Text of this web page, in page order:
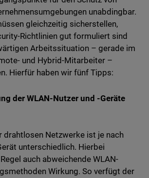
unabdingbar.
gleichzeitig sicherstellen,
Richtlinien gut formuliert sind
Arbeitssituation – gerade im
und Hybrid-Mitarbeiter –
Hierfür haben wir fünf Tipps:
der WLAN-Nutzer und -Geräte
drahtlosen Netzwerke ist je nach
unterschiedlich. Hierbei
auch abweichende WLAN-
Wirkung. So verfügt der